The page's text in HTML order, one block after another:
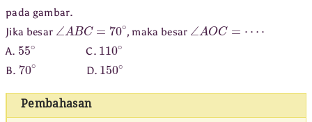
pada gambar.
Jika besar
∠ A BC= 70∘ , maka besar ∠ A OC=
A. 55∘ C. 110∘
B. 70∘ D. 150∘
Pembahasan